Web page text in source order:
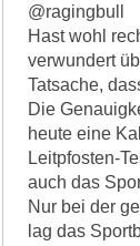
@ragingbull
Hast wohl
verwundert
Tatsache,
Die
heute eine
Leitpfosten-
auch das
Nur bei der
lag das